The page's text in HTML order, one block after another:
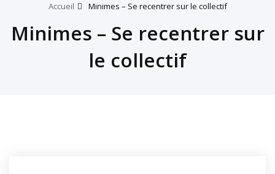
Accueil Minimes – Se recentrer sur le collectif
Minimes – Se recentrer sur
le collectif